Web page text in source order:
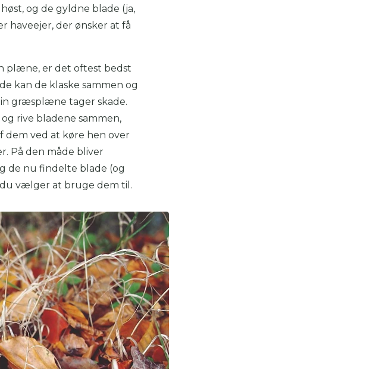
og de gyldne blade (ja,
haveejer, der ønsker at få
plæne, er det oftest bedst
kan de klaske sammen og
græsplæne tager skade.
rive bladene sammen,
dem ved at køre hen over
På den måde bliver
de nu findelte blade (og
vælger at bruge dem til.